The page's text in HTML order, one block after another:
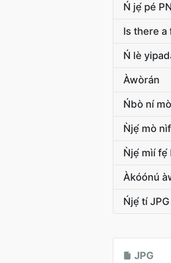
Ń jẹ́ pé
Is there a
Ń lè
Àwòrán
Ńbò ní
Ǹjẹ́ mò
Ǹjẹ́ mìí fẹ́
Àkóónú
Ńjẹ́ tí
JPG